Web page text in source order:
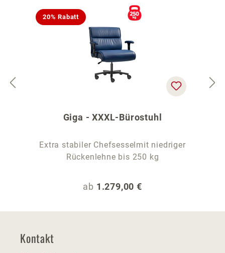
20% Rabatt
Giga - XXXL-Bürostuhl
Extra stabiler Chefsesselmit niedriger
Rückenlehne bis 250 kg
Regulärer Preis:
ab 1.279,00 €
Kontakt